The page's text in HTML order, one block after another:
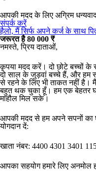
आपकी मदद के लिए अग्रिम
संपर्क करें
हैलो, मैं सिर्फ अपने कर्ज के साथ
जरूरत है 80 000 ₹
नमस्ते, प्रिय दाताओं,
कृपया मदद करें। दो छोटे बच्चों के
दो साल के जुड़वां बच्चे हैं, और हम
से रहने के लिए भी ताकत नहीं है।
बहुत थक चुका हूँ। हम एक बेहतर
माहौल मिल सके।
आपकी मदद से हम अपने सपनों का
योगदान दें:
खाता नंबर: 4400 4301 3401
आपका सहयोग हमारे लिए अनमोल